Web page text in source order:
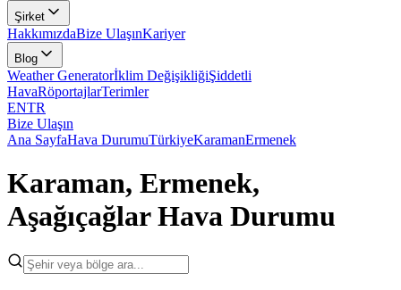
Şirket
HakkımızdaBize UlaşınKariyer
Blog
Weather Generatorİklim DeğişikliğiŞiddetli
HavaRöportajlarTerimler
ENTR
Bize Ulaşın
Ana SayfaHava DurumuTürkiyeKaramanErmenek
Karaman, Ermenek,
Aşağıçağlar Hava Durumu